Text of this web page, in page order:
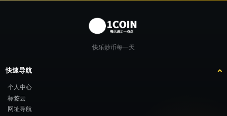
快乐炒币每一天
快速导航
个人中心
标签云
网址导航